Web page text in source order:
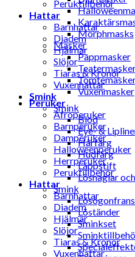
Peruktillbehör
Hattar
Barnhattar
Diadem
Hjälmar
Slöjor
Tiaras & Kronor
Vuxenhattar
Smink
Smink
Blod
Eye- &
Hårfärg
Hudfärg
Läppstift
Lösnaglar
Smink
Löständer
Sminkset
Morphmasks
Masker
Pappmasker
Vuxenmasker
Peruker
Afroperuker
Barnperuker
Damperuker
Halloweenperuker
Herrperuker
Peruktillbehör
Hattar
Barnhattar
Diadem
Hjälmar
Slöjor
Tiaras & Kronor
Vuxenhattar